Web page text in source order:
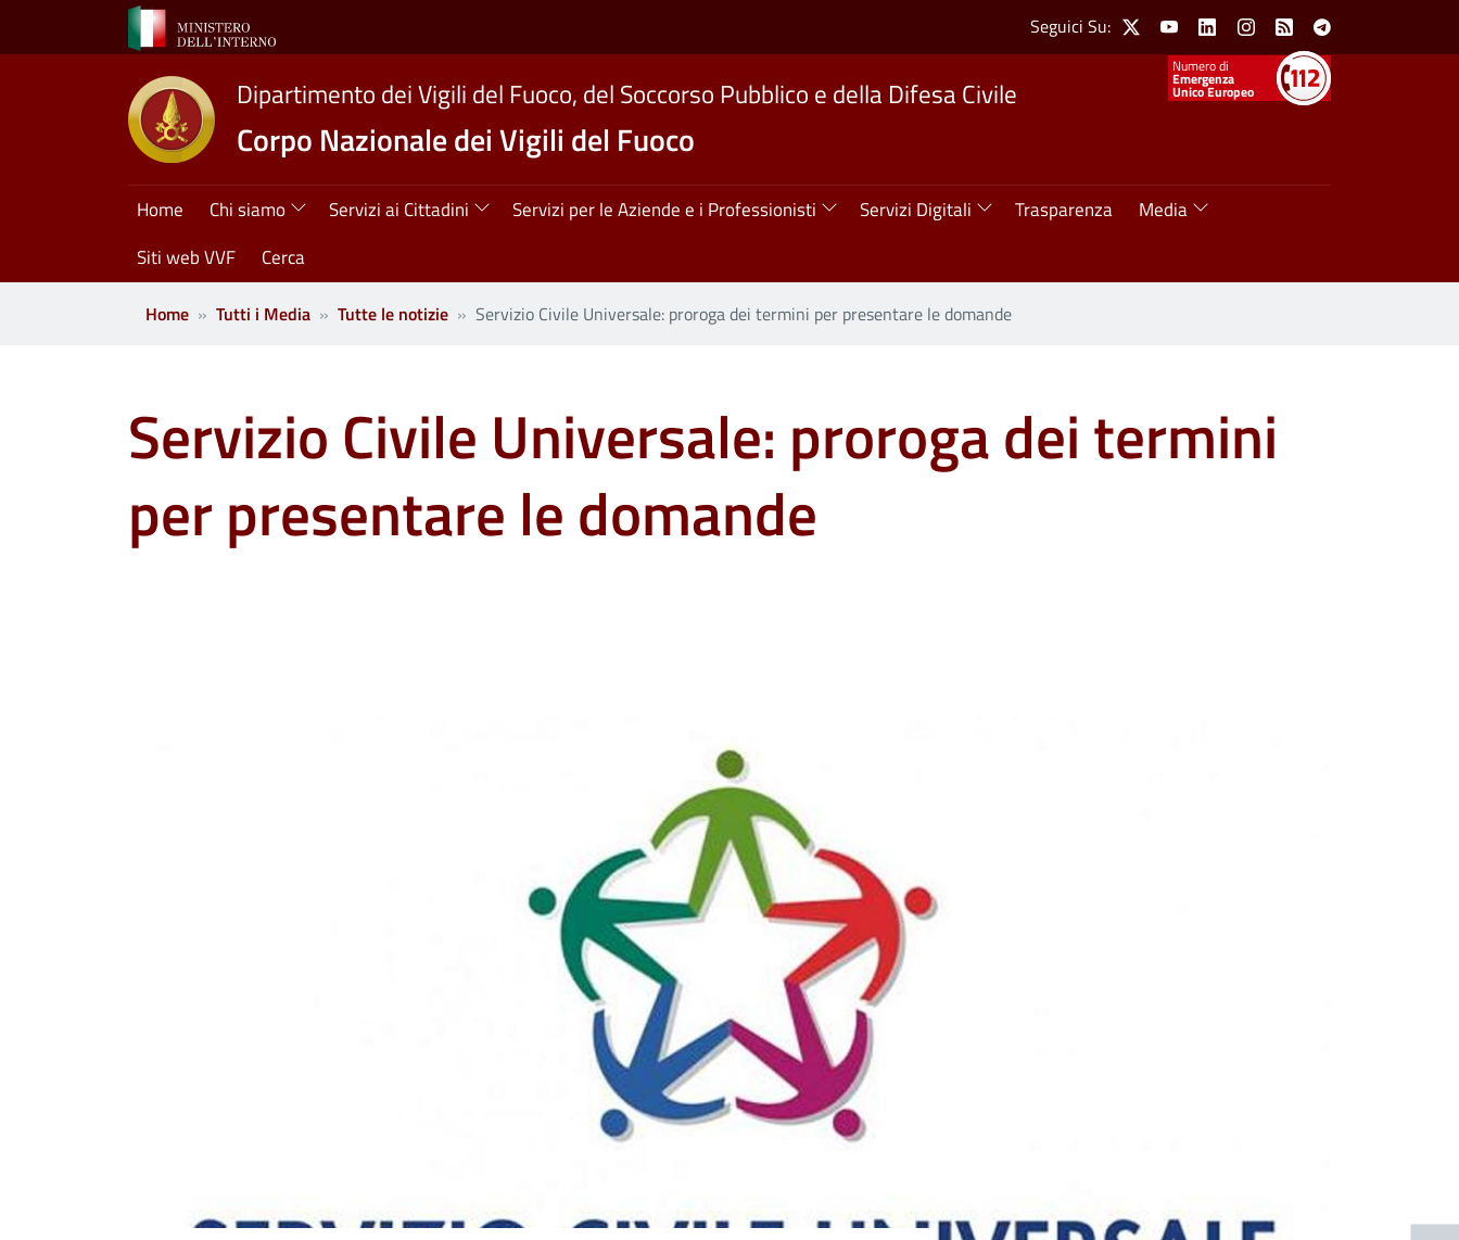
Salta al contenuto principale Social Menu
Seguici Su: X YoutubeLinkedinInstagram
Feed Telegram
Numeri utili
Emergenza
Unico Europeo
Dipartimento dei Vigili del Fuoco, del Soccorso Pubblico e della Difesa Civile
Corpo Nazionale dei Vigili del Fuoco
Navigazione principale
Home Chi siamo Servizi ai Cittadini Servizi per le Aziende e i Professionisti Servizi Digitali Trasparenza
Media
Siti web VVF
Cerca
Home Tutti i Media Tutte le notizie Servizio Civile Universale: proroga dei termini per presentare le domande
Servizio Civile Universale: proroga dei termini
per presentare le domande